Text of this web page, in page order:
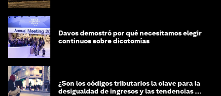
Davos demostró por qué necesitamos elegir
continuos sobre dicotomías
¿Son los códigos tributarios la clave para la
desigualdad de ingresos y las tendencias de